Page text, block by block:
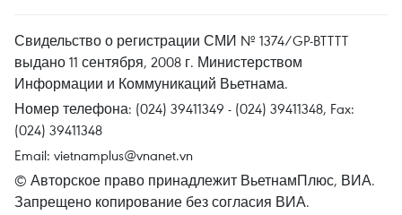
Свидельство о регистрации СМИ № 1374/GP-BTTTT
выдано 11 сентября, 2008 г. Министерством
Информации и Коммуникаций Вьетнама.
Номер телефона: (024) 39411349 - (024) 39411348, Fax:
(024) 39411348
Email: vietnamplus@vnanet.vn
© Авторское право принадлежит ВьетнамПлюс, ВИА.
Запрещено копирование без согласия ВИА.